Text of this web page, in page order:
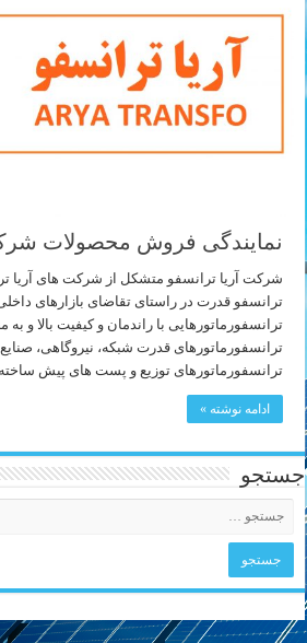
نمایندگی فروش محصولات
شرکت آریا ترانسفو متشکل از شرکت های آریا
ترانسفو قدرت در راستای تقاضای بازارهای
ترانسفورماتورهایی با راندمان و کیفیت بالا و به
ترانسفورماتورهای قدرت شبکه، نیروگاهی،
ترانسفورماتورهای توزیع و پست های پیش ساخته
ادامه نوشته »
جستجو